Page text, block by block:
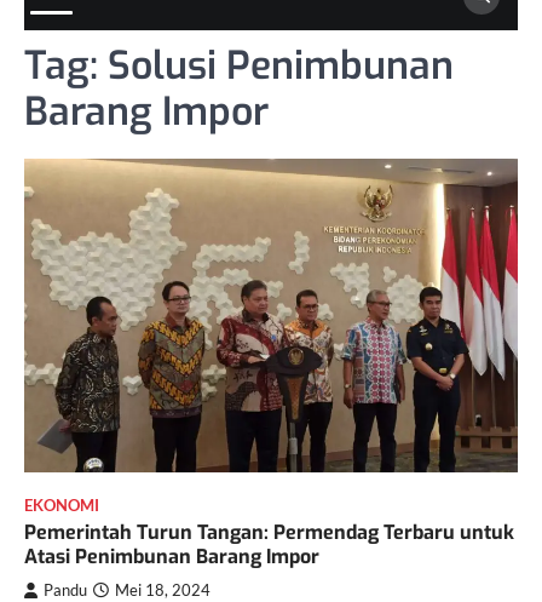
Tag: Solusi Penimbunan
Barang Impor
EKONOMI
Pemerintah Turun Tangan: Permendag Terbaru untuk
Atasi Penimbunan Barang Impor
Pandu Mei 18, 2024